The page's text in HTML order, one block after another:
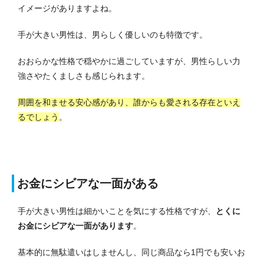
イメージがありますよね。
手が大きい男性は、男らしく優しいのも特徴です。
おおらかな性格で穏やかに過ごしていますが、男性らしい力
強さやたくましさも感じられます。
周囲を和ませる安心感があり、誰からも愛される存在といえ
るでしょう 。
お金にシビアな一面がある
手が大きい男性は細かいことを気にする性格ですが、
とくに
お金にシビアな一面があります。
基本的に無駄遣いはしませんし、同じ商品なら1円でも安いお